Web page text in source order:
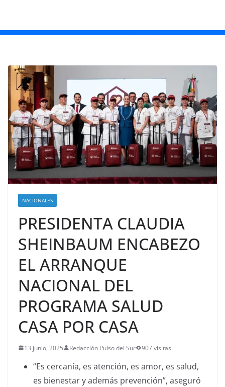
NACIONALES
PRESIDENTA CLAUDIA
SHEINBAUM ENCABEZO
EL ARRANQUE
NACIONAL DEL
PROGRAMA SALUD
CASA POR CASA
13 junio, 2025 Redacción Pulso del Sur 907 visitas
“Es cercanía, es atención, es amor, es salud,
es bienestar y además prevención”, aseguró